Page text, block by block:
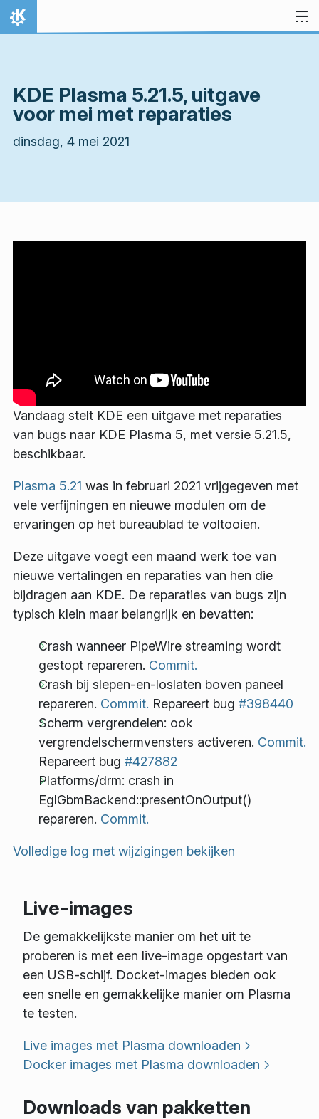
Spring naar inhoud
Thuis
KDE Plasma 5.21.5, uitgave
voor mei met reparaties
dinsdag, 4 mei 2021
Vandaag stelt KDE een uitgave met reparaties
van bugs naar KDE Plasma 5, met versie 5.21.5,
beschikbaar.
Plasma 5.21 was in februari 2021 vrijgegeven met
vele verfijningen en nieuwe modulen om de
ervaringen op het bureaublad te voltooien.
Deze uitgave voegt een maand werk toe van
nieuwe vertalingen en reparaties van hen die
bijdragen aan KDE. De reparaties van bugs zijn
typisch klein maar belangrijk en bevatten:
Crash wanneer PipeWire streaming wordt
gestopt repareren. Commit.
Crash bij slepen-en-loslaten boven paneel
repareren. Commit. Repareert bug #398440
Scherm vergrendelen: ook
vergrendelschermvensters activeren. Commit.
Repareert bug #427882
Platforms/drm: crash in
EglGbmBackend::presentOnOutput()
repareren. Commit.
Volledige log met wijzigingen bekijken
Live-images
De gemakkelijkste manier om het uit te
proberen is met een live-image opgestart van
een USB-schijf. Docket-images bieden ook
een snelle en gemakkelijke manier om Plasma
te testen.
Live images met Plasma downloaden
Docker images met Plasma downloaden
Downloads van pakketten